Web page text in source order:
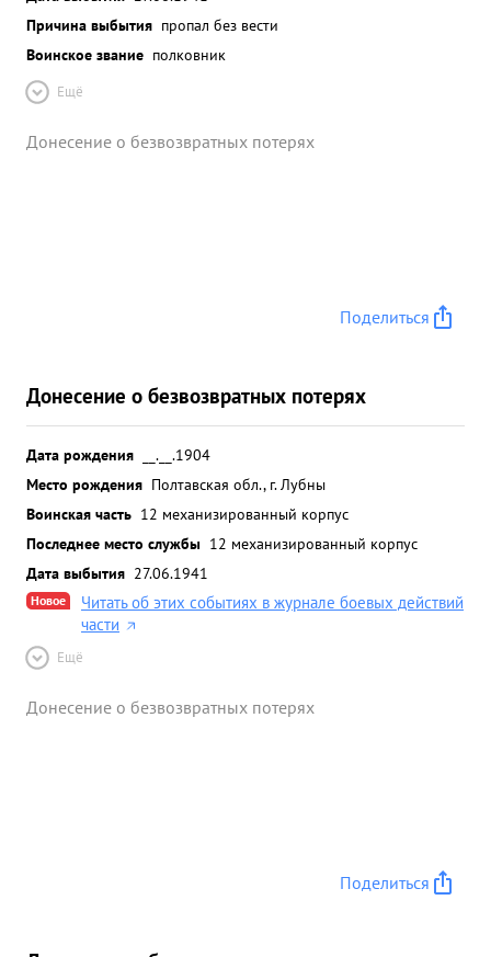
Причина выбытия пропал без вести
Воинское звание полковник
Ещё
Донесение о безвозвратных потерях
Поделиться
Донесение о безвозвратных потерях
Дата рождения
__.__.1904
Место рождения Полтавская обл., г. Лубны
Воинская часть 12 механизированный корпус
Последнее место службы 12 механизированный корпус
Дата выбытия 27.06.1941
Новое
Читать об этих событиях в журнале боевых действий
части
Ещё
Донесение о безвозвратных потерях
Поделиться